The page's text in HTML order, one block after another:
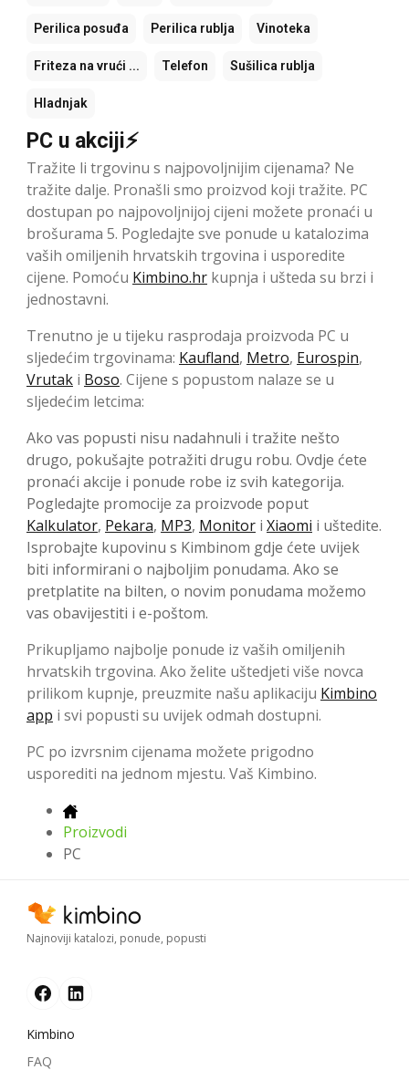
Perilica posuđa Perilica rublja Vinoteka
Friteza na vrući ... Telefon Sušilica rublja
Hladnjak
PC u akciji⚡
Tražite li trgovinu s najpovoljnijim cijenama? Ne
tražite dalje. Pronašli smo proizvod koji tražite. PC
dostupan po najpovoljnijoj cijeni možete pronaći u
brošurama 5. Pogledajte sve ponude u katalozima
vaših omiljenih hrvatskih trgovina i usporedite
cijene. Pomoću Kimbino.hr kupnja i ušteda su brzi i
jednostavni.
Trenutno je u tijeku rasprodaja proizvoda PC u
sljedećim trgovinama: Kaufland, Metro, Eurospin,
Vrutak i Boso. Cijene s popustom nalaze se u
sljedećim letcima:
Ako vas popusti nisu nadahnuli i tražite nešto
drugo, pokušajte potražiti drugu robu. Ovdje ćete
pronaći akcije i ponude robe iz svih kategorija.
Pogledajte promocije za proizvode poput
Kalkulator, Pekara, MP3, Monitor i Xiaomi i uštedite.
Isprobajte kupovinu s Kimbinom gdje ćete uvijek
biti informirani o najboljim ponudama. Ako se
pretplatite na bilten, o novim ponudama možemo
vas obavijestiti i e-poštom.
Prikupljamo najbolje ponude iz vaših omiljenih
hrvatskih trgovina. Ako želite uštedjeti više novca
prilikom kupnje, preuzmite našu aplikaciju Kimbino
app i svi popusti su uvijek odmah dostupni.
PC po izvrsnim cijenama možete prigodno
usporediti na jednom mjestu. Vaš Kimbino.
Proizvodi
PC
Najnoviji katalozi, ponude, popusti
Kimbino
FAQ